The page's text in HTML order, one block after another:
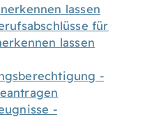
lassen
für
lassen
-
-